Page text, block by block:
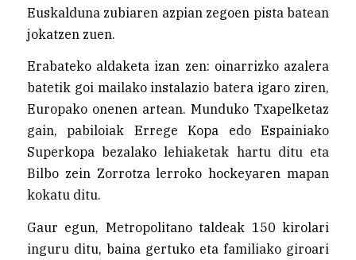
Euskalduna zubiaren azpian zegoen pista batean
jokatzen zuen.
Erabateko aldaketa izan zen: oinarrizko azalera
batetik goi mailako instalazio batera igaro ziren,
Europako onenen artean. Munduko Txapelketaz
gain, pabiloiak Errege Kopa edo Espainiako
Superkopa bezalako lehiaketak hartu ditu eta
Bilbo zein Zorrotza lerroko hockeyaren mapan
kokatu ditu.
Gaur egun, Metropolitano taldeak 150 kirolari
inguru ditu, baina gertuko eta familiako giroari